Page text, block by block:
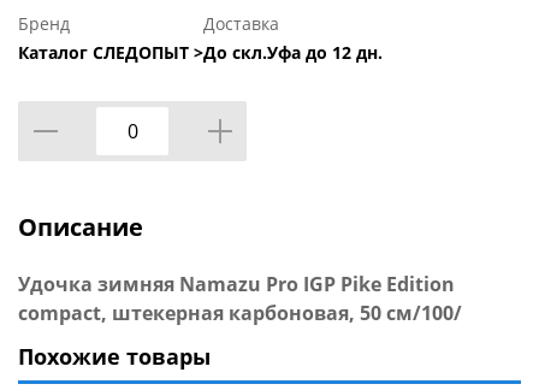
Бренд
Каталог СЛЕДОПЫТ >
Доставка
До скл.Уфа до 12 дн.
Описание
Удочка зимняя Namazu Pro IGP Pike Edition
compact, штекерная карбоновая, 50 см/100/
Похожие товары